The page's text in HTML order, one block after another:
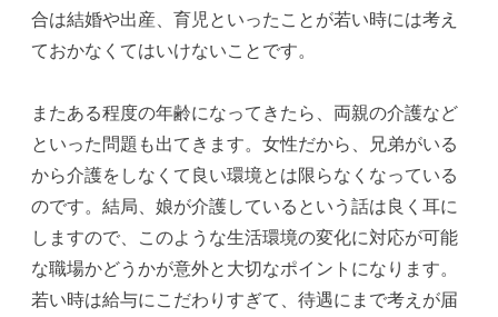
合は結婚や出産、育児といったことが若い時には考え
ておかなくてはいけないことです。
またある程度の年齢になってきたら、両親の介護など
といった問題も出てきます。女性だから、兄弟がいる
から介護をしなくて良い環境とは限らなくなっている
のです。結局、娘が介護しているという話は良く耳に
しますので、このような生活環境の変化に対応が可能
な職場かどうかが意外と大切なポイントになります。
若い時は給与にこだわりすぎて、待遇にまで考えが届